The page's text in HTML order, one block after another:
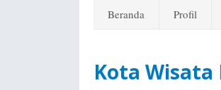
Beranda Profil
Kota Wisata